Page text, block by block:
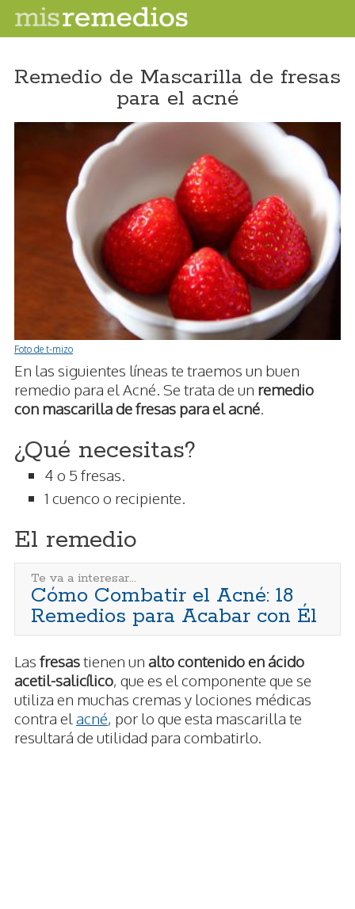
Remedio de Mascarilla de fresas
para el acné
Foto de t-mizo
En las siguientes líneas te traemos un buen
remedio para el Acné. Se trata de un remedio
con mascarilla de fresas para el acné
¿Qué necesitas?
4 o 5 fresas.
1 cuenco o recipiente.
El remedio
Te va a interesar...
Cómo Combatir el Acné: 18
Remedios para Acabar con Él
Las fresastienen un alto contenido en ácido
acetil-salicílico, que es el componente que se
utiliza en muchas cremas y lociones médicas
contra el acné, por lo que esta mascarilla te
resultará de utilidad para combatirlo.